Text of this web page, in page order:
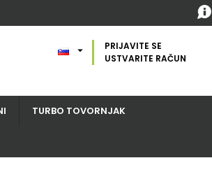
PRIJAVITE SE
USTVARITE RAČUN

TURBO TOVORNJAK